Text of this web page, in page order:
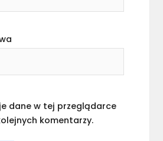
dane w tej przeglądarce
komentarzy.